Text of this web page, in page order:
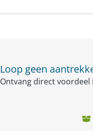
Loop geen
Ontvang direct voordeel